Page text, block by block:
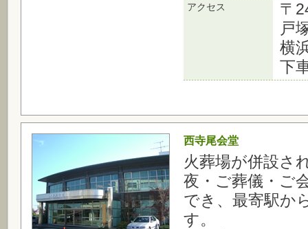
アクセス
〒
戸
横
下
西寺尾会堂
火葬場が併設さ
夜・ご葬儀・ご
でき、最寄駅か
す。